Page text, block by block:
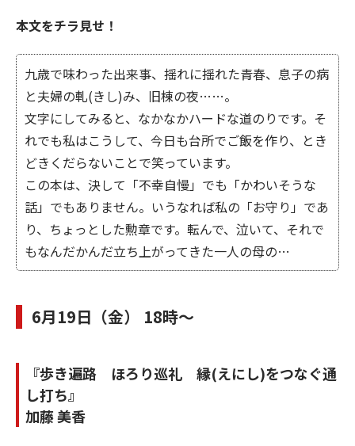
本文をチラ見せ！
九歳で味わった出来事、揺れに揺れた青春、息子の病
と夫婦の軋(きし)み、旧棟の夜……。
文字にしてみると、なかなかハードな道のりです。そ
れでも私はこうして、今日も台所でご飯を作り、とき
どきくだらないことで笑っています。
この本は、決して「不幸自慢」でも「かわいそうな
話」でもありません。いうなれば私の「お守り」であ
り、ちょっとした勲章です。転んで、泣いて、それで
もなんだかんだ立ち上がってきた一人の母の…
6月19日（金） 18時～
『歩き遍路 ほろり巡礼 縁(えにし)をつなぐ通
し打ち』
加藤 美香